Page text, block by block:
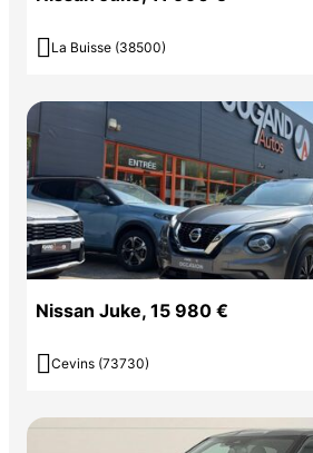
 La Buisse (38500)
Nissan Juke, 15 980 €
 Cevins (73730)